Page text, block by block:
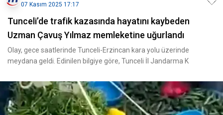
07 Kasım 2025 17:17
Tunceli’de trafik kazasında hayatını kaybeden
Uzman Çavuş Yılmaz memleketine uğurlandı
Olay, gece saatlerinde Tunceli-Erzincan kara yolu üzerinde
meydana geldi. Edinilen bilgiye göre, Tunceli İl Jandarma K